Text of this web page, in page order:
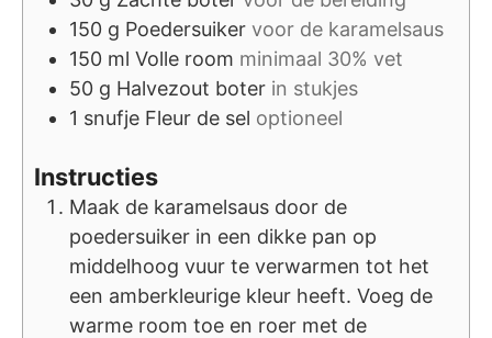
150 g Poedersuiker voor de karamelsaus
150 ml Volle room minimaal 30% vet
50 g Halvezout boter in stukjes
1 snufje Fleur de sel optioneel
Instructies
Maak de karamelsaus door de
poedersuiker in een dikke pan op
middelhoog vuur te verwarmen tot het
een amberkleurige kleur heeft. Voeg de
warme room toe en roer met de